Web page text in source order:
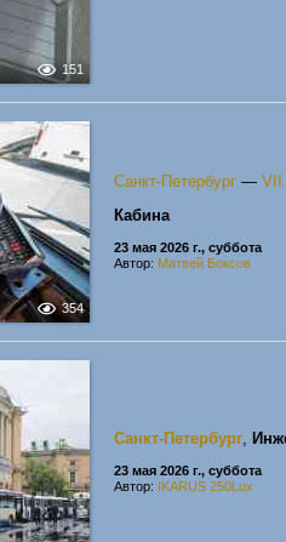
151
354
Санкт-Петербург — VII
Кабина
23 мая 2026 г., суббота
Автор: Матвей Боксов
Санкт-Петербург,
23 мая 2026 г., суббота
Автор: IKARUS 250Lux